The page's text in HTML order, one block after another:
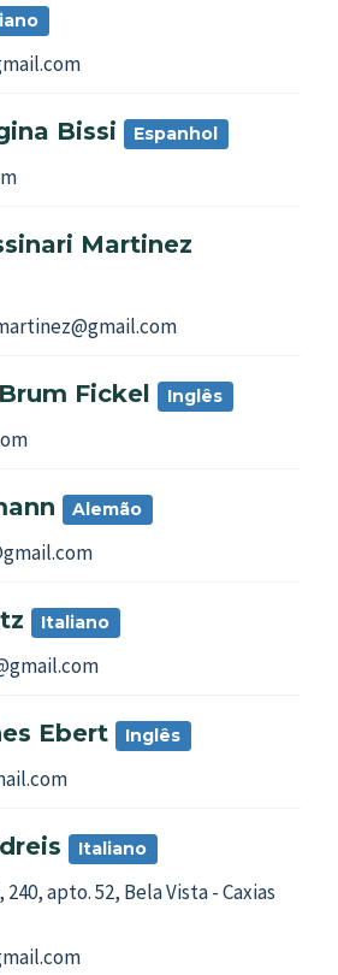
Bissi Espanhol
Martinez
Fickel Inglês
Alemão
Italiano
Ebert Inglês
Italiano
apto. 52, Bela Vista - Caxias